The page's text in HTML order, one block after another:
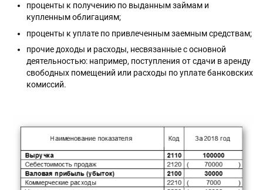
проценты к получению по выданным займам и
купленным облигациям;
проценты к уплате по привлеченным заемным средствам;
прочие доходы и расходы, несвязанные с основной
деятельностью: например, поступления от сдачи в аренду
свободных помещений или расходы по уплате банковских
комиссий.